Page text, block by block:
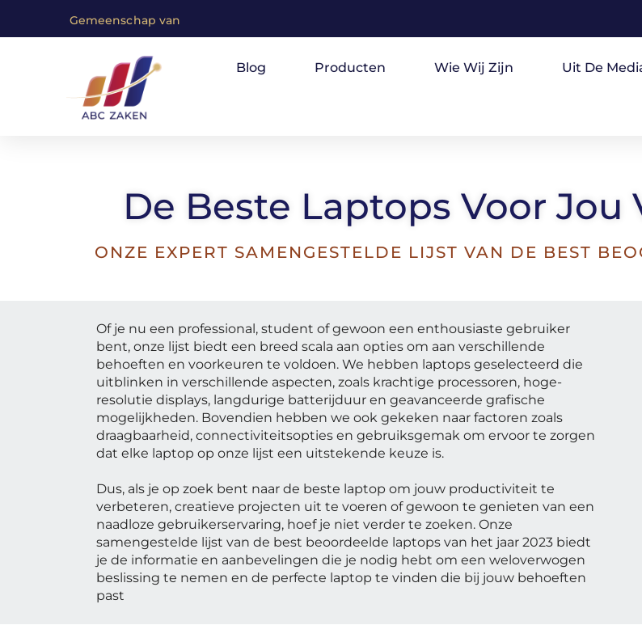
Gemeenschap van
Blog Producten Wie Wij Zijn Uit De
De Beste Laptops Voor Jou
ONZE EXPERT SAMENGESTELDE LIJST VAN DE BEST
Of je nu een professional, student of gewoon een enthousiaste gebruiker
bent, onze lijst biedt een breed scala aan opties om aan verschillende
behoeften en voorkeuren te voldoen. We hebben laptops geselecteerd die
uitblinken in verschillende aspecten, zoals krachtige processoren, hoge-
resolutie displays, langdurige batterijduur en geavanceerde grafische
mogelijkheden. Bovendien hebben we ook gekeken naar factoren zoals
draagbaarheid, connectiviteitsopties en gebruiksgemak om ervoor te zorgen
dat elke laptop op onze lijst een uitstekende keuze is.
Dus, als je op zoek bent naar de beste laptop om jouw productiviteit te
verbeteren, creatieve projecten uit te voeren of gewoon te genieten van een
naadloze gebruikerservaring, hoef je niet verder te zoeken. Onze
samengestelde lijst van de best beoordeelde laptops van het jaar 2023 biedt
je de informatie en aanbevelingen die je nodig hebt om een weloverwogen
beslissing te nemen en de perfecte laptop te vinden die bij jouw behoeften
past